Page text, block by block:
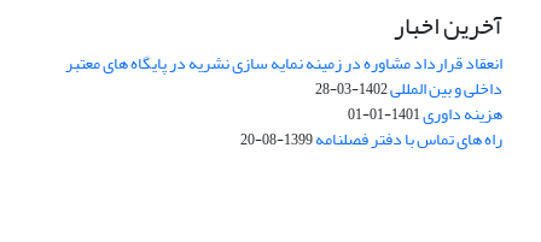
آخرین اخبار
انعقاد قرارداد مشاوره در زمینه نمایه سازی نشریه در پایگاه های معتبر
داخلی و بین المللی1402-03-28
هزینه داوری1401-01-01
راه های تماس با دفتر فصلنامه1399-08-20